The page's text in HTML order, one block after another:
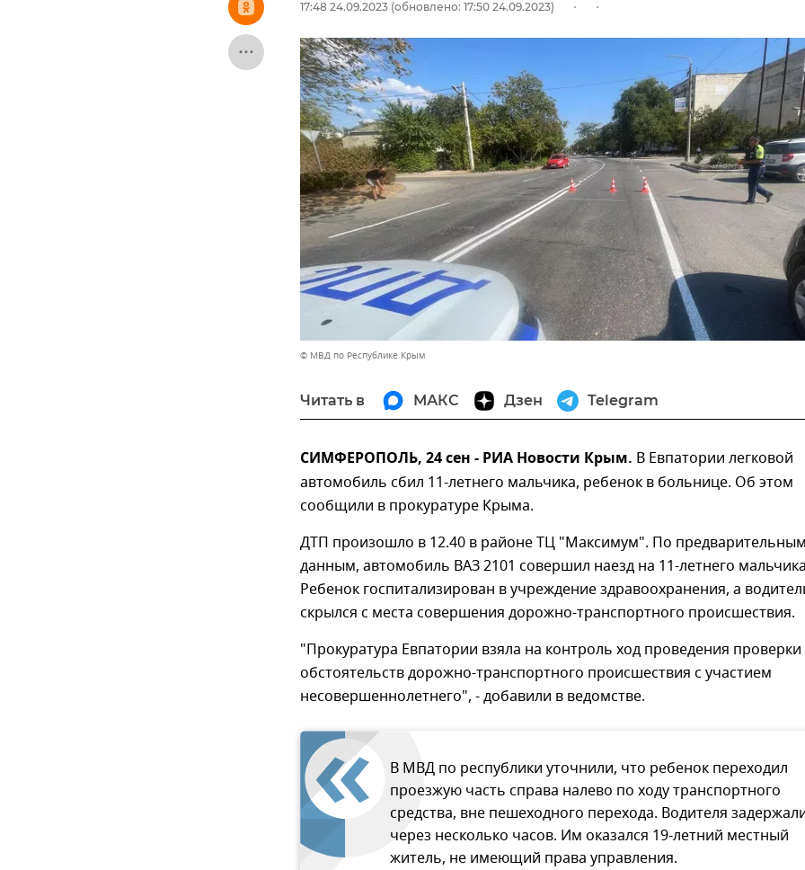
17:48 24.09.2023 (обновлено: 17:50 24.09.2023)
© МВД по Республике Крым
Читать в МАКС Дзен Telegram
СИМФЕРОПОЛЬ, 24 сен - РИА Новости Крым. В Евпатории легковой
автомобиль сбил 11-летнего мальчика, ребенок в больнице. Об этом
сообщили в прокуратуре Крыма.
ДТП произошло в 12.40 в районе ТЦ "Максимум". По предварительным
данным, автомобиль ВАЗ 2101 совершил наезд на 11-летнего
Ребенок госпитализирован в учреждение здравоохранения, а
скрылся с места совершения дорожно-транспортного происшествия.
"Прокуратура Евпатории взяла на контроль ход проведения проверки
обстоятельств дорожно-транспортного происшествия с участием
несовершеннолетнего", - добавили в ведомстве.
В МВД по республики уточнили, что ребенок переходил
проезжую часть справа налево по ходу транспортного
средства, вне пешеходного перехода. Водителя
через несколько часов. Им оказался 19-летний местный
житель, не имеющий права управления.